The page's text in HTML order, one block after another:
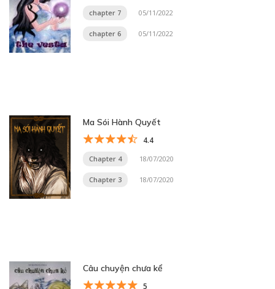
chapter 7 05/11/2022
chapter 6 05/11/2022
Ma Sói Hành Quyết
4.4
Chapter 4 18/07/2020
Chapter 3 18/07/2020
Câu chuyện chưa kể
5